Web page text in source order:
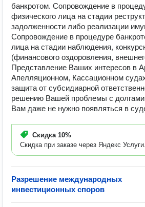
банкротом. Сопровождение в
физического лица на стадии
задолженности либо реализации
Сопровождение в процедуре
лица на стадии наблюдения,
(финансового оздоровления,
Представление Ваших интересов в
Апелляционном, Кассационном
защита от субсидиарной
решению Вашей проблемы с
Вам даже не нужно появляться в
Скидка 10%
Скидка при заказе через Яндекс Услуги.
Разрешение международных
инвестиционных споров